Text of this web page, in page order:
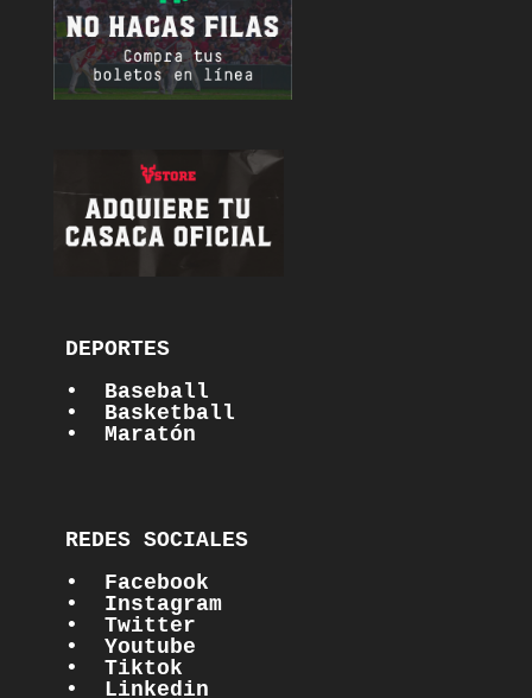
DEPORTES
•  Baseball
•  Basketball
•  Maratón
REDES SOCIALES
•  Facebook
•  Instagram
•  Twitter
•  Youtube
•  Tiktok
•  Linkedin